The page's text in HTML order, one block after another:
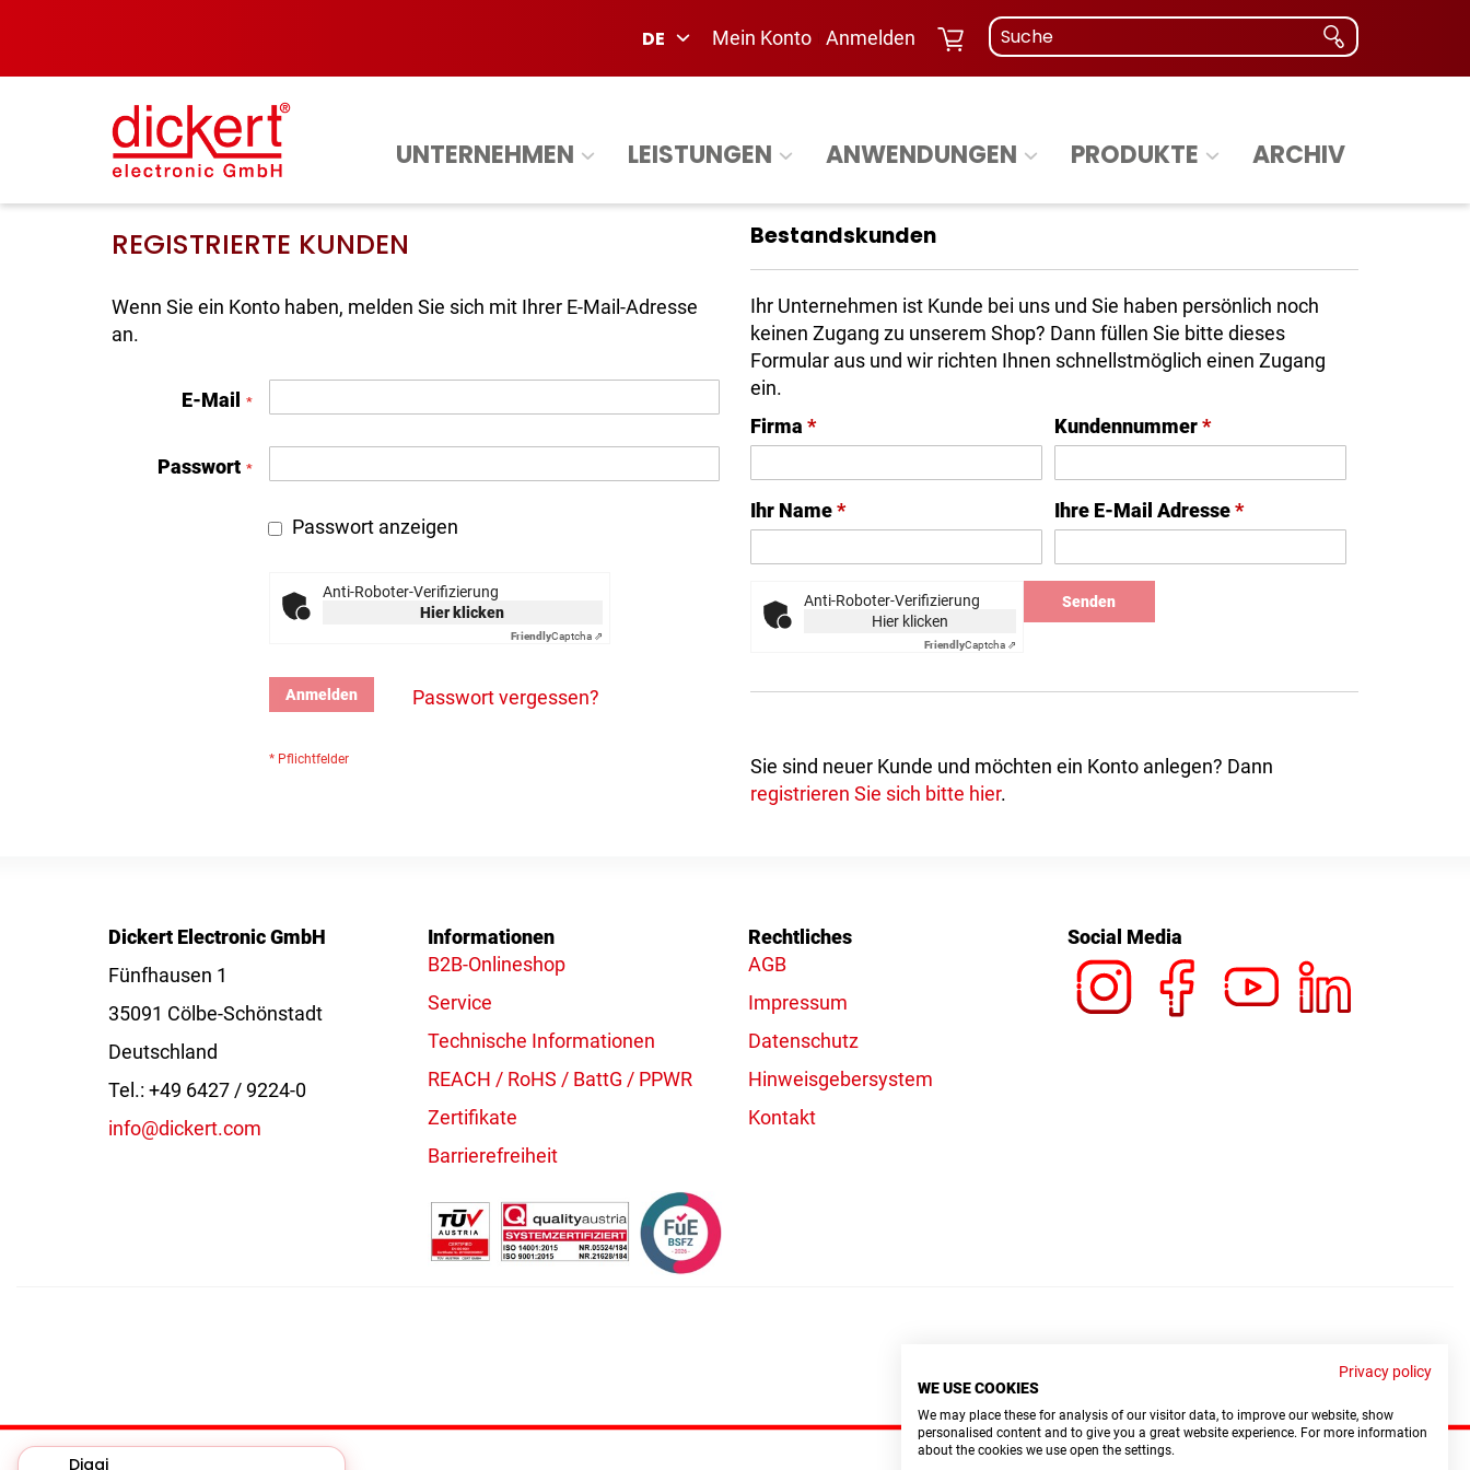
Mein Konto Anmelden
DE
UNTERNEHMEN LEISTUNGEN ANWENDUNGEN PRODUKTE ARCHIV
REGISTRIERTE KUNDEN
Wenn Sie ein Konto haben, melden Sie sich mit Ihrer E-Mail-Adresse
an.
E-Mail
Passwort
Passwort anzeigen
Anti-Roboter-Verifizierung
Hier klicken
FriendlyCaptcha ⇗
Anmelden Passwort vergessen?
Bestandskunden
Ihr Unternehmen ist Kunde bei uns und Sie haben persönlich noch
keinen Zugang zu unserem Shop? Dann füllen Sie bitte dieses
Formular aus und wir richten Ihnen schnellstmöglich einen Zugang
ein.
Firma * Kundennummer*
Ihr Name* Ihre E-Mail Adresse*
Anti-Roboter-Verifizierung
Hier klicken
FriendlyCaptcha ⇗
Senden
Sie sind neuer Kunde und möchten ein Konto anlegen? Dann
registrieren Sie sich bitte hier.
Dickert Electronic GmbH
Fünfhausen 1
35091 Cölbe-Schönstadt
Deutschland
Tel.: +49 6427 / 9224-0
info@dickert.com
Informationen
B2B-Onlineshop
Service
Technische Informationen
REACH / RoHS / BattG / PPWR
Zertifikate
Barrierefreiheit
Rechtliches
AGB
Impressum
Datenschutz
Hinweisgebersystem
Kontakt
Social Media
Privacy policy
WE USE COOKIES
We may place these for analysis of our visitor data, to improve our website, show
personalised content and to give you a great website experience. For more information
about the cookies we use open the settings.